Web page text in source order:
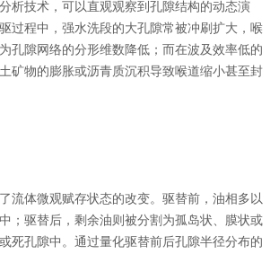
析技术，可以直观观察到孔隙结构的动态演
过程中，强水洗段的大孔隙常被冲刷扩大，喉
孔隙网络的分形维数降低；而在波及效率低的
矿物的膨胀或沥青质沉积导致喉道缩小甚至封
体微观赋存状态的改变。驱替前，油相多以
；驱替后，剩余油则被分割为孤岛状、膜状或
死孔隙中。通过量化驱替前后孔隙半径分布的